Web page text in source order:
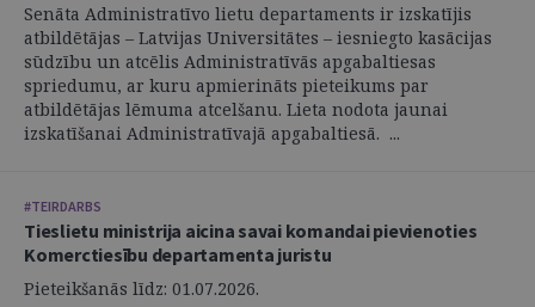
Senāta Administratīvo lietu departaments ir izskatījis
atbildētājas – Latvijas Universitātes – iesniegto kasācijas
sūdzību un atcēlis Administratīvās apgabaltiesas
spriedumu, ar kuru apmierināts pieteikums par
atbildētājas lēmuma atcelšanu. Lieta nodota jaunai
izskatīšanai Administratīvajā apgabaltiesā. ...
#TEIRDARBS
Tieslietu ministrija aicina savai komandai pievienoties
Komerctiesību departamenta juristu
Pieteikšanās līdz: 01.07.2026.